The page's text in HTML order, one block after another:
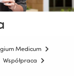
Medicum
Współpraca